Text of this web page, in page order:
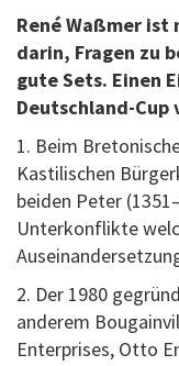
René Waßmer
darin, Fragen zu
gute Sets. Einen
Deutschland-Cup
1. Beim
Kastilischen
beiden Peter
Unterkonflikte
2. Der 1980
anderem
Enterprises, Otto